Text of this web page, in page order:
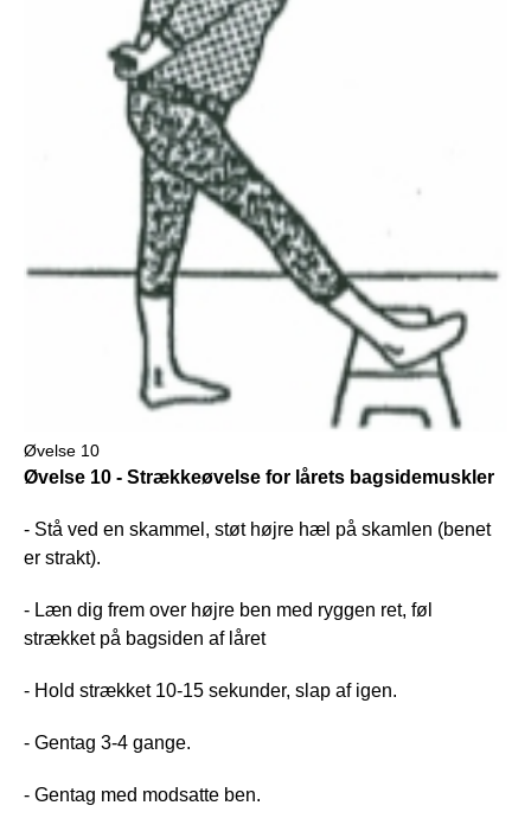
Øvelse 10
Øvelse 10 - Strækkeøvelse for lårets bagsidemuskler
- Stå ved en skammel, støt højre hæl på skamlen (benet
er strakt).
- Læn dig frem over højre ben med ryggen ret, føl
strækket på bagsiden af låret
- Hold strækket 10-15 sekunder, slap af igen.
- Gentag 3-4 gange.
- Gentag med modsatte ben.